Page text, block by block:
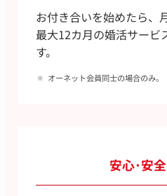
お付き合いを始めたら、
最大12カ月の婚活サービ
す。
オーネット会員同士の場合のみ。
安心･安全